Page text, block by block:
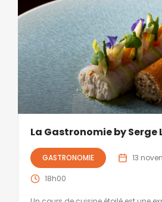
La Gastronomie by Serge
GASTRONOMIE 13
18h00